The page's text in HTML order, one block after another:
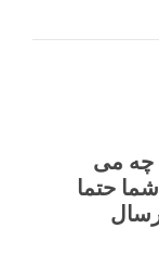
چه می
حتما